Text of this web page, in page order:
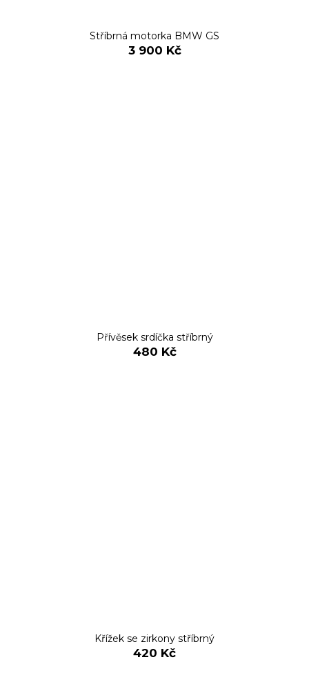
Stříbrná motorka BMW GS
3 900 Kč
Přívěsek srdíčka stříbrný
480 Kč
Křížek se zirkony stříbrný
420 Kč